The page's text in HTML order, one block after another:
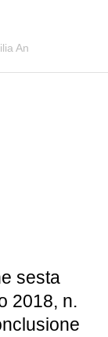
An
sesta
2018, n.